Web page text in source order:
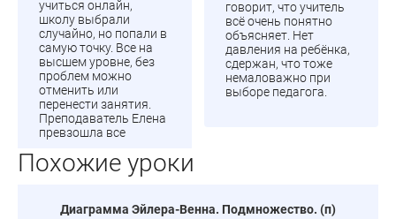
учиться онлайн,
школу выбрали
случайно, но попали в
самую точку. Все на
высшем уровне, без
проблем можно
отменить или
перенести занятия.
Преподаватель Елена
превзошла все
говорит, что учитель
всё очень понятно
объясняет. Нет
давления на ребёнка,
сдержан, что тоже
немаловажно при
выборе педагога.
Похожие уроки
Диаграмма Эйлера-Венна. Подмножество. (п)